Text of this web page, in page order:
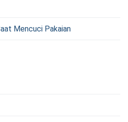
Mencuci Pakaian